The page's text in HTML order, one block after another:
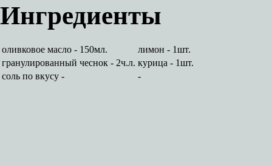
Ингредиенты
оливковое масло - 150мл.
лимон - 1шт.
гранулированный чеснок - 2ч.л. курица - 1шт.
соль по вкусу -
-